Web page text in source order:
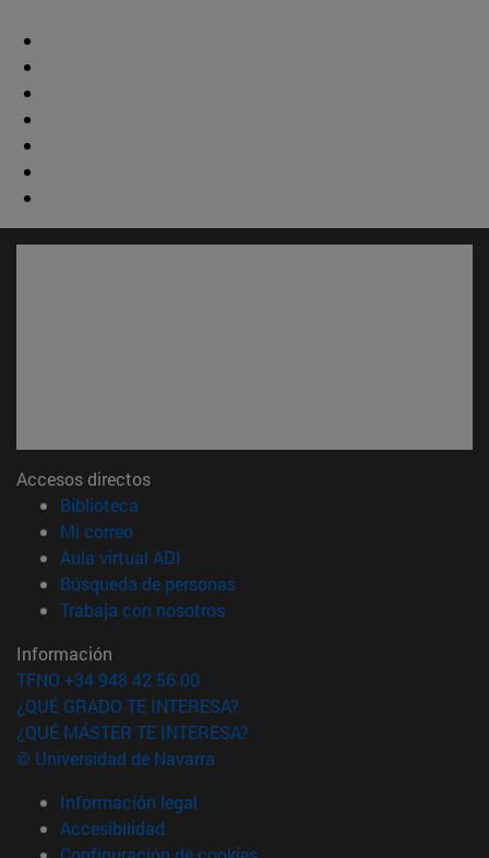
Accesos directos
Biblioteca
Mi correo(abre en nueva ventana)
Aula virtual ADI
Búsqueda de personas(abre en nueva ventana)
Trabaja con nosotros(abre en nueva ventana)
Información
TFNO +34 948 42 56 00
¿QUÉ GRADO TE INTERESA?
¿QUÉ MÁSTER TE INTERESA?
© Universidad de Navarra
Información legal
Accesibilidad